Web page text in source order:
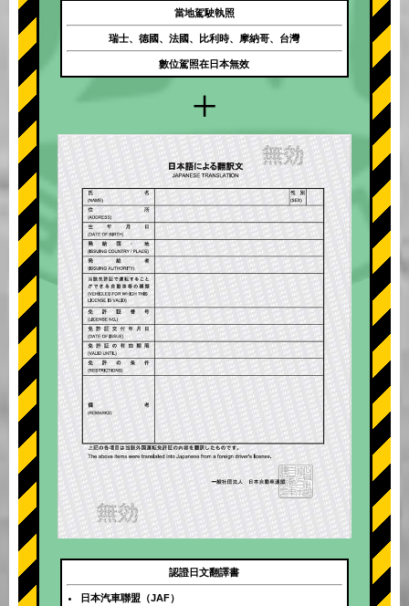
+
當地駕駛執照
瑞士、德國、法國、比利時、摩納哥、台灣
數位駕照在日本無效
認證日文翻譯書
日本汽車聯盟（JAF）